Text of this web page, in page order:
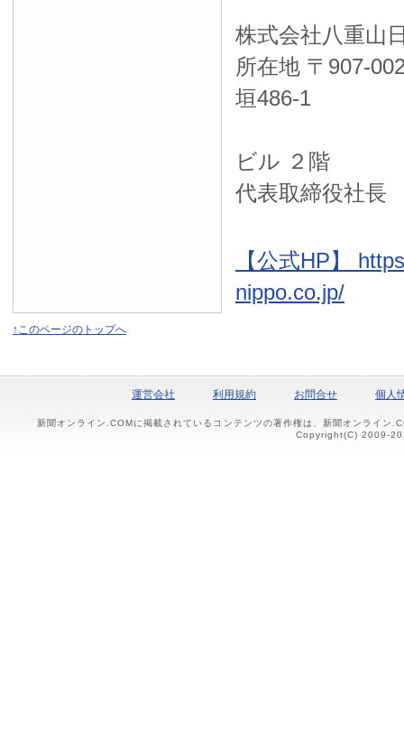
株式会社八重山
所在地 〒 907-
垣486-1
ビル ２階
代表取締役社
【公式HP】
nippo.co.jp/
↑このページのトップへ
運営会社 利用規約 お問合せ 個人
新聞オンライン.COMに掲載されているコンテンツの著作権は、新聞オンライン
Copyright(C) 2009-